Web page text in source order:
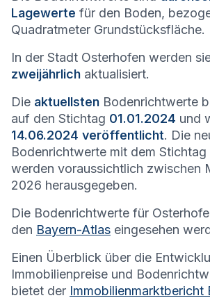
Lagewerte für den Boden,
Quadratmeter Grundstücksfläche.
In der Stadt Osterhofen werden
zweijährlich aktualisiert.
Die aktuellsten Bodenrichtwerte
auf den Stichtag 01.01.2024 und
14.06.2024 veröffentlicht. Die
Bodenrichtwerte mit dem Stichtag
werden voraussichtlich zwischen
2026 herausgegeben.
Die Bodenrichtwerte für
den Bayern-Atlas eingesehen
Einen Überblick über die
Immobilienpreise und
bietet der Immobilienmarktbericht